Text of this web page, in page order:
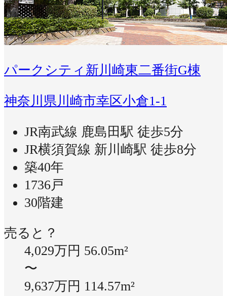
パークシティ新川崎東二番街G棟
神奈川県川崎市幸区小倉1-1
JR南武線 鹿島田駅 徒歩5分
JR横須賀線 新川崎駅 徒歩8分
築40年
1736戸
30階建
売ると？
4,029万円 56.05m²
〜
9,637万円 114.57m²